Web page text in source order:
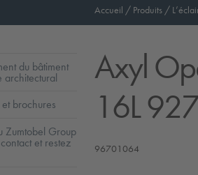
Accueil / Produits /
Axyl
16L
96701064
du bâtiment
architectural
brochures
Zumtobel Group
et restez